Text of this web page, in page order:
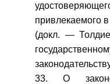
привлекаемого
(докл. —
33. О